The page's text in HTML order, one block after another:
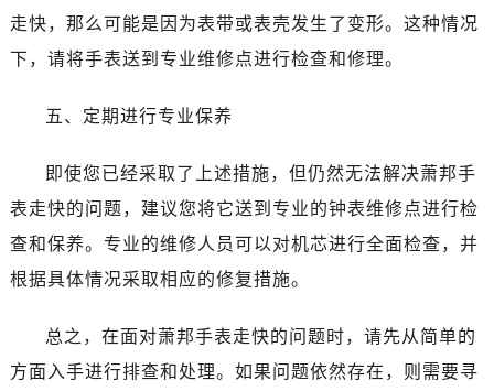
走快，那么可能是因为表带或表壳发生了变形。这种情况
下，请将手表送到专业维修点进行检查和修理。
五、定期进行专业保养
即使您已经采取了上述措施，但仍然无法解决萧邦手
表走快的问题，建议您将它送到专业的钟表维修点进行检
查和保养。专业的维修人员可以对机芯进行全面检查，并
根据具体情况采取相应的修复措施。
总之，在面对萧邦手表走快的问题时，请先从简单的
方面入手进行排查和处理。如果问题依然存在，则需要寻